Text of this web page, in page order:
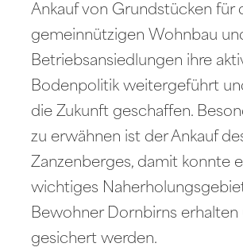
Ankauf von Grundstücken für
gemeinnützigen Wohnbau
Betriebsansiedlungen ihre
Bodenpolitik weitergeführt
die Zukunft geschaffen.
zu erwähnen ist der Ankauf
Zanzenberges, damit konnte
wichtiges
Bewohner Dornbirns erhalten
gesichert werden.